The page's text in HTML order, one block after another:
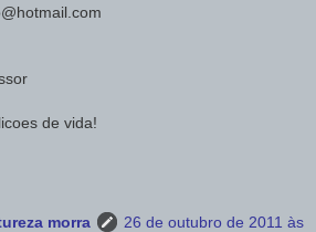
de vida!
morra
26 de outubro de 2011 às